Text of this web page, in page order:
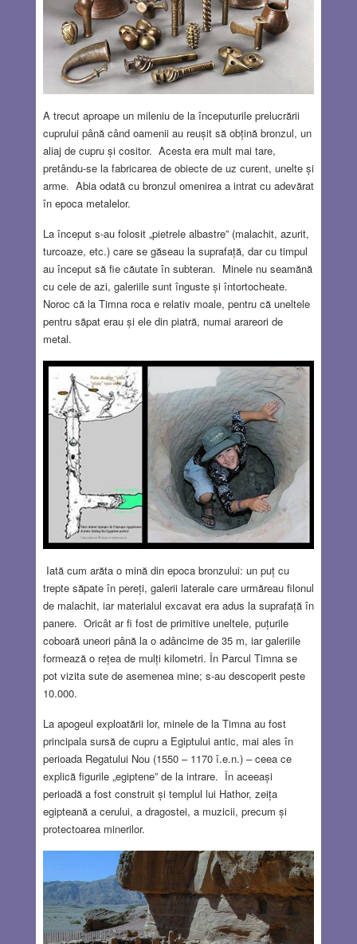
A trecut aproape un mileniu de la începuturile prelucrării
cuprului până când oamenii au reușit să obțină bronzul, un
aliaj de cupru și cositor. Acesta era mult mai tare,
pretându-se la fabricarea de obiecte de uz curent, unelte și
arme. Abia odată cu bronzul omenirea a intrat cu adevărat
în epoca metalelor.
La început s-au folosit „pietrele albastre” (malachit, azurit,
turcoaze, etc.) care se găseau la suprafață, dar cu timpul
au început să fie căutate în subteran. Minele nu seamănă
cu cele de azi, galeriile sunt înguste și întortocheate.
Noroc că la Timna roca e relativ moale, pentru că uneltele
pentru săpat erau și ele din piatră, numai arareori de
metal.
Iată cum arăta o mină din epoca bronzului: un puț cu
trepte săpate în pereți, galerii laterale care urmăreau filonul
de malachit, iar materialul excavat era adus la suprafață în
panere. Oricât ar fi fost de primitive uneltele, puțurile
coboară uneori până la o adâncime de 35 m, iar galeriile
formează o rețea de mulți kilometri. În Parcul Timna se
pot vizita sute de asemenea mine; s-au descoperit peste
10.000.
La apogeul exploatării lor, minele de la Timna au fost
principala sursă de cupru a Egiptului antic, mai ales în
perioada Regatului Nou (1550 – 1170 î.e.n.) – ceea ce
explică figurile „egiptene” de la intrare. În aceeași
perioadă a fost construit și templul lui Hathor, zeița
egipteană a cerului, a dragostei, a muzicii, precum și
protectoarea minerilor.